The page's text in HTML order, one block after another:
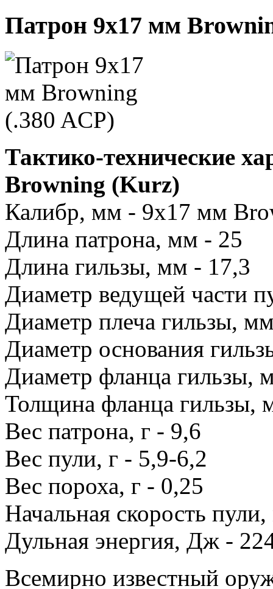
Патрон 9х17 мм
Тактико-технические
Browning (Kurz)
Калибр, мм - 9х17 мм
Длина патрона, мм - 25
Длина гильзы, мм - 17,3
Диаметр ведущей части
Диаметр плеча гильзы,
Диаметр основания
Диаметр фланца гильзы,
Толщина фланца гильзы,
Вес патрона, г - 9,6
Вес пули, г - 5,9-6,2
Вес пороха, г - 0,25
Начальная скорость
Дульная энергия, Дж -
Всемирно известный